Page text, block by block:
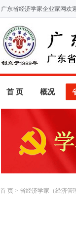
广东省经济学家企业家网欢
首 页 概况
首 页 > 省经济学家（经济管